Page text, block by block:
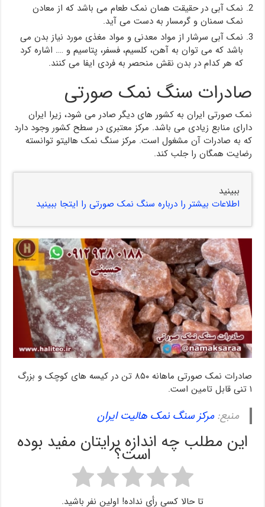
نمک آبی در حقیقت همان نمک طعام می باشد که از معادن
نمک سمنان و گرمسار به دست می آید.
نمک آبی سرشار از مواد معدنی و مواد مغذی مورد نیاز بدن می
باشد که می توان به آهن، کلسیم، فسفر، پتاسیم و …. اشاره کرد
که هر کدام در بدن نقش منحصر به فردی ایفا می کنند.
صادرات سنگ نمک صورتی
نمک صورتی ایران به کشور های دیگر صادر می شود، زیرا ایران
دارای منابع زیادی می باشد. مرکز معتبری در سطح کشور وجود دارد
که به صادرات آن مشغول است. مرکز سنگ نمک هالیتو توانسته
رضایت همگان را جلب کند.
ببینید
اطلاعات بیشتر را درباره سنگ نمک صورتی را ایتجا ببینید
صادرات نمک صورتی ماهانه ۸۵۰ تن در کیسه های کوچک و بزرگ
۱ تنی قابل تامین است.
منبع:مرکز سنگ نمک هالیت ایران
این مطلب چه اندازه برایتان مفید بوده
است؟
تا حالا کسی رأی نداده! اولین نفر باشید.